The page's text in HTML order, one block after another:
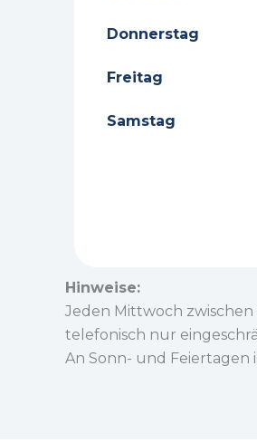
Donnerstag
Freitag
Samstag
Hinweise:
Jeden Mittwoch
telefonisch nur
An Sonn- und Feiertagen